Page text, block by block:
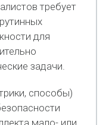
требует
для
задачи.
способы)
мало- или